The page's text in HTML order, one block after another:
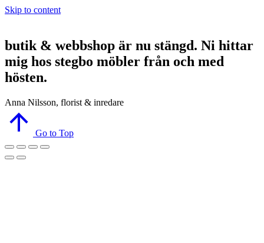
Skip to content
butik & webbshop är nu stängd. Ni hittar
mig hos stegbo möbler från och med
hösten.
Anna Nilsson, florist & inredare
Go to Top